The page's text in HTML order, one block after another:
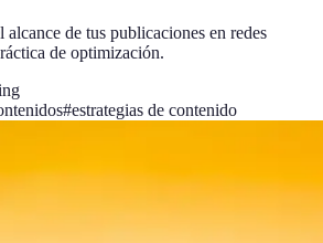
de tus publicaciones en redes
de optimización.
#estrategias de contenido